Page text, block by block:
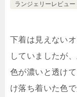
ランジェリーレビュー
下着は見えない
していましたが
色が濃いと透け
け落ち着いた色